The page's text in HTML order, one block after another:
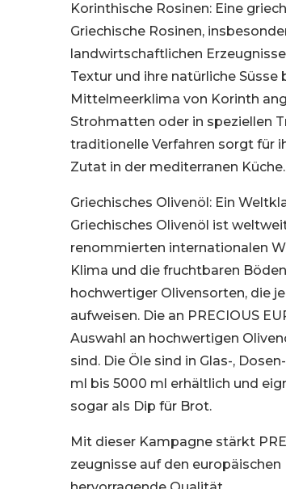
Korinthische Rosinen: Eine
Griechische Rosinen,
landwirtschaftlichen
Textur und ihre natürliche
Mittelmeerklima von Korinth
Strohmatten oder in speziellen
traditionelle Verfahren sorgt für
Zutat in der mediterranen Küche.
Griechisches Olivenöl: Ein
Griechisches Olivenöl ist
renommierten internationalen
Klima und die fruchtbaren
hochwertiger Olivensorten, die
aufweisen. Die an PRECIOUS
Auswahl an hochwertigen
sind. Die Öle sind in Glas-,
ml bis 5000 ml erhältlich und
sogar als Dip für Brot.
Mit dieser Kampagne stärkt
zeugnisse auf den